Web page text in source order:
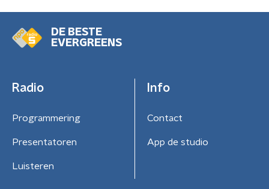
DE BESTE
EVERGREENS
Radio
Programmering
Presentatoren
Luisteren
Info
Contact
App de studio